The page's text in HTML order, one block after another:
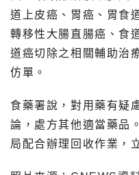
道上皮癌、胃癌、胃食
轉移性大腸直腸癌、食
道癌切除之相關輔助治
仿單。
食藥署說，對用藥有疑
論，處方其他適當藥品
局配合辦理回收作業，